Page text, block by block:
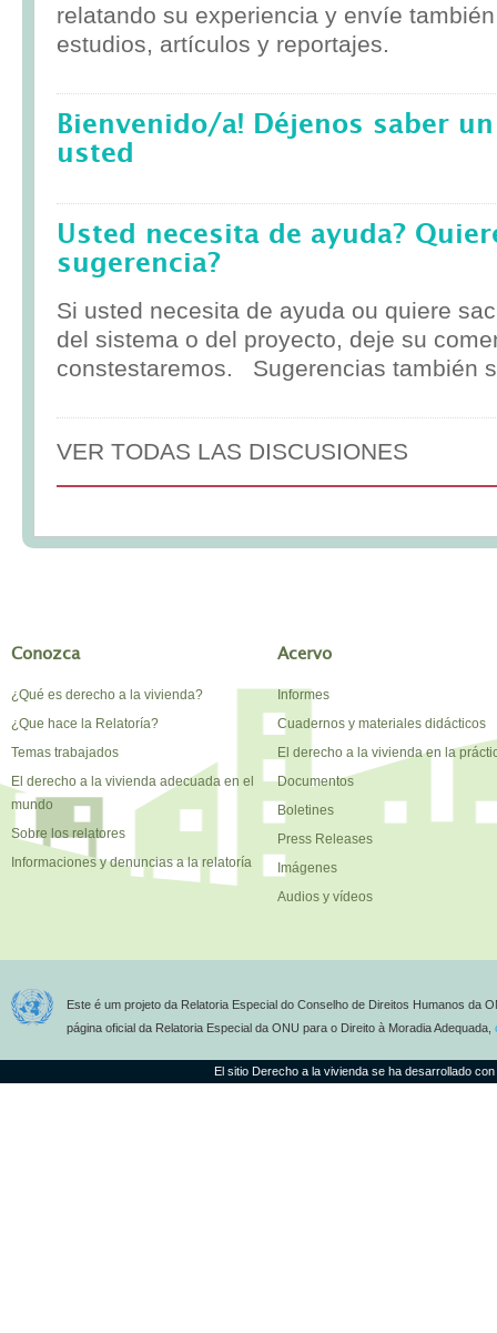
relatando su experiencia y envíe
estudios, artículos y reportajes.
Bienvenido/a! Déjenos saber
usted
Usted necesita de ayuda?
sugerencia?
Si usted necesita de ayuda ou quiere
del sistema o del proyecto, deje su
constestaremos. Sugerencias también
VER TODAS LAS DISCUSIONES
Conozca
¿Qué es derecho a la vivienda?
¿Que hace la Relatoría?
Temas trabajados
El derecho a la vivienda adecuada en el
mundo
Sobre los relatores
Informaciones y denuncias a la relatoría
Acervo
Informes
Cuadernos y materiales didácticos
El derecho a la vivienda en la
Documentos
Boletines
Press Releases
Imágenes
Audios y vídeos
Este é um projeto da Relatoria Especial do Conselho de Direitos Humanos da
página oficial da Relatoria Especial da ONU para o Direito à Moradia Adequada,
El sitio Derecho a la vivienda se ha desarrollado